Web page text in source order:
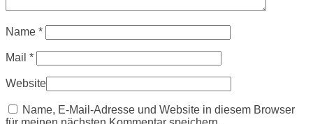
Name *
Mail *
Website
Name, E-Mail-Adresse und Website in diesem Browser